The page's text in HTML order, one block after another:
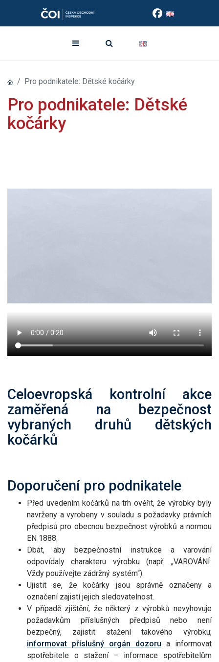
Pro podnikatele: Dětské kočárky
Pro podnikatele: Dětské
kočárky
Celoevropská kontrolní akce
zaměřená na bezpečnost
vybraných druhů dětských
kočárků
Doporučení pro podnikatele
Před uvedením kočárků na trh ověřit, že výrobky byly
navrženy a vyrobeny v souladu s požadavky právních
předpisů pro obecnou bezpečnost výrobků a normou
EN 1888.
Dbát, aby bezpečnostní instrukce a varování
odpovídaly charakteru výrobku (např. „VAROVÁNÍ:
Vždy používejte zádržný systém“).
Ujistit se, že kočárky jsou správně označeny a
označení zajistí jejich sledovatelnost.
V případě zjištění, že některý z výrobků nevyhovuje
požadavkům příslušných předpisů nebo není
bezpečný, zajistit stažení takového výrobku;
informovat příslušný orgán dozoru a informovat
spotřebitele o stažení – informace spotřebitelům